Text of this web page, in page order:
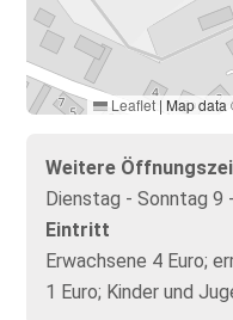
Leaflet | Map
Weitere
Dienstag - Sonntag 9
Eintritt
Erwachsene 4 Euro;
1 Euro; Kinder und